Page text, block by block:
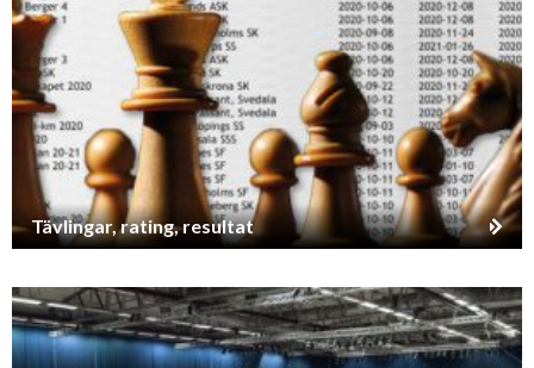
Tävlingar, rating, resultat